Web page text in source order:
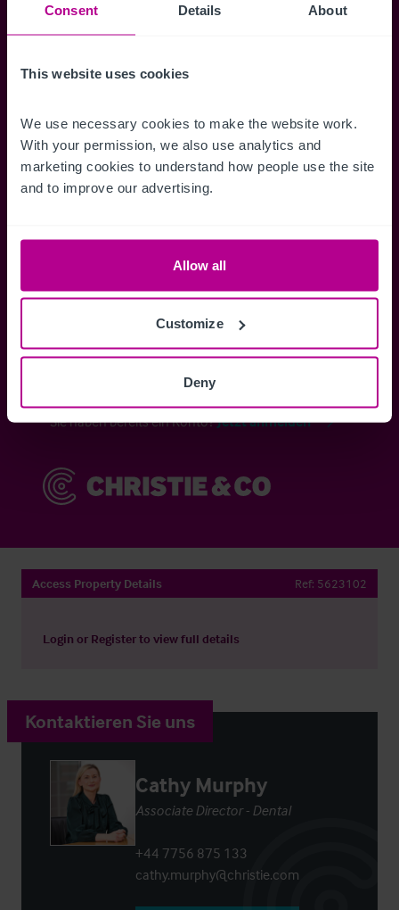
Consent Details About
This website uses cookies
We use necessary cookies to make the website work.
With your permission, we also use analytics and
marketing cookies to understand how people use the site
and to improve our advertising.
Allow all
Customize
Deny
Benachrichtigungen für neuen Objekten zu
Zugriff auf alle
Informationen
Verkaufsmandate - exklusiv für
Speichern
Suchkriterien
Sie haben bereits ein Konto? Jetzt anmelden
Access Property Details Ref: 5623102
Login or Registerto view full details
Kontaktieren Sie uns
Cathy Murphy
Associate Director - Dental
+44 7756 875 133
cathy.murphy@christie.com